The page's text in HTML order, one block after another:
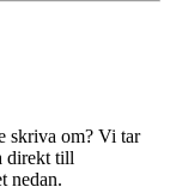
skriva om? Vi tar
direkt till
nedan.